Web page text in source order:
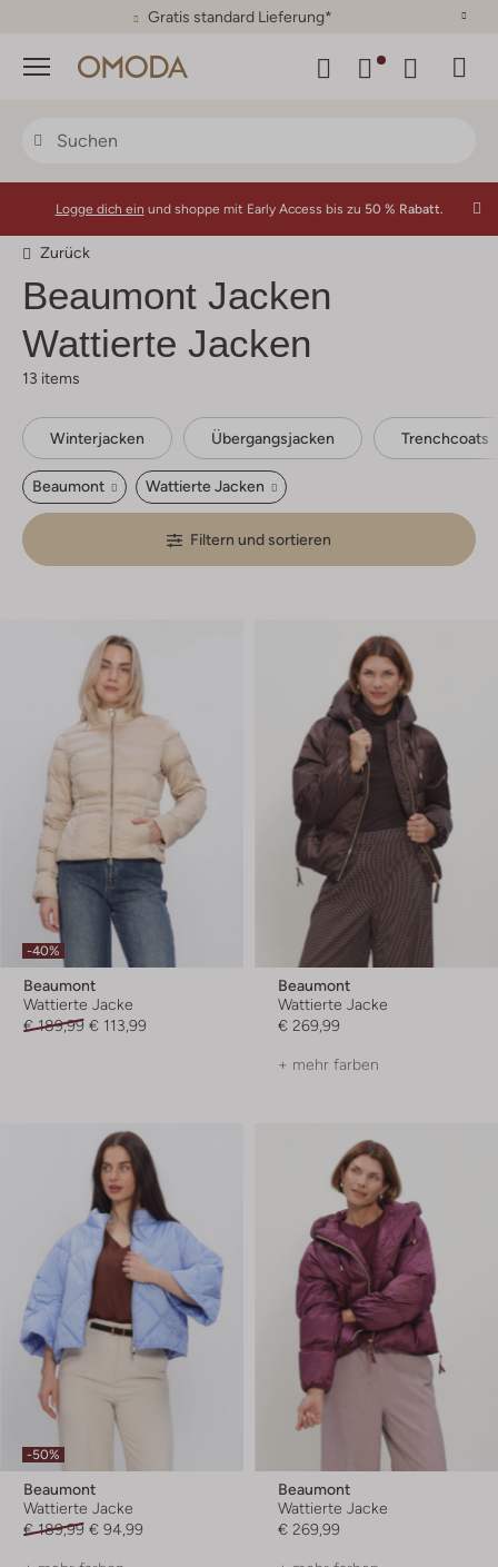
30 Tage Rückgaberecht
Menü
Logge dich ein und shoppe mit Early Access bis zu 50 % Rabatt.
Zurück
Beaumont Jacken
Wattierte Jacken
13 items
Winterjacken Übergangsjacken Trenchcoats
Beaumont Wattierte Jacken
Filtern und sortieren
-40%
Beaumont
Wattierte Jacke
€ 189,99 € 113,99
Beaumont
Wattierte Jacke
€ 269,99
+ mehr farben
-50%
Beaumont
Wattierte Jacke
€ 189,99 € 94,99
Beaumont
Wattierte Jacke
€ 269,99